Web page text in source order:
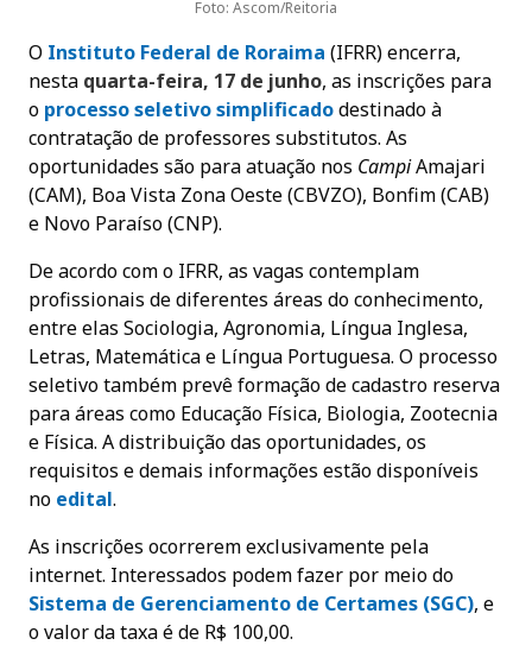
Foto: Ascom/Reitoria
O Instituto Federal de Roraima (IFRR) encerra,
nesta quarta-feira, 17 de junho, as inscrições para
o processo seletivo simplificadodestinado à
contratação de professores substitutos. As
oportunidades são para atuação nos CampiAmajari
(CAM), Boa Vista Zona Oeste (CBVZO), Bonfim (CAB)
e Novo Paraíso (CNP).
De acordo com o IFRR, as vagas contemplam
profissionais de diferentes áreas do conhecimento,
entre elas Sociologia, Agronomia, Língua Inglesa,
Letras, Matemática e Língua Portuguesa. O processo
seletivo também prevê formação de cadastro reserva
para áreas como Educação Física, Biologia, Zootecnia
e Física. A distribuição das oportunidades, os
requisitos e demais informações estão disponíveis
no edital.
As inscrições ocorrerem exclusivamente pela
internet. Interessados podem fazer por meio do
Sistema de Gerenciamento de Certames (SGC), e
o valor da taxa é de R$ 100,00.